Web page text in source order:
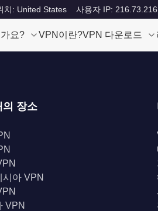
치: United States 사용자 IP:
요? VPN이란?VPN 다운로드
의 장소
시아 VPN
VPN